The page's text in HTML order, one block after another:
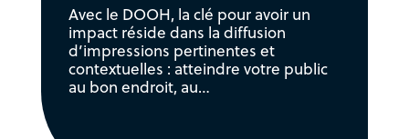
Avec le DOOH, la clé pour avoir un
impact réside dans la diffusion
d’impressions pertinentes et
contextuelles : atteindre votre public
au bon endroit, au…